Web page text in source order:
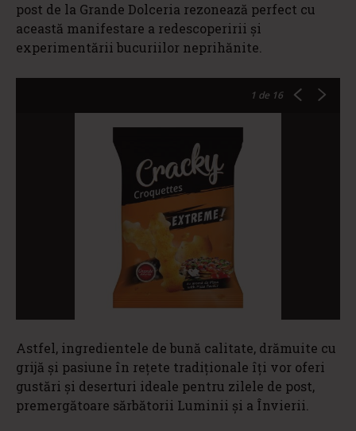
post de la Grande Dolceria rezonează perfect cu
această manifestare a redescoperirii și
experimentării bucuriilor neprihănite.
1 de 16
Astfel, ingredientele de bună calitate, drămuite cu
grijă și pasiune în rețete tradiționale îți vor oferi
gustări și deserturi ideale pentru zilele de post,
premergătoare sărbătorii Luminii și a Învierii.